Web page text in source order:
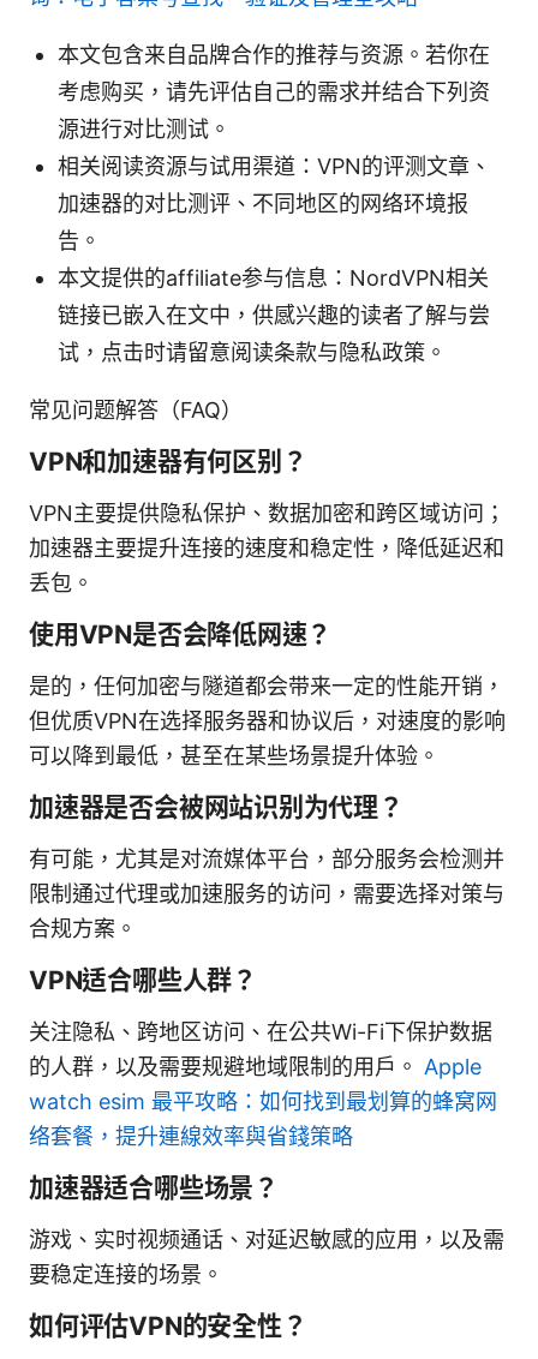
本文包含来自品牌合作的推荐与资源。若你在
考虑购买，请先评估自己的需求并结合下列资
源进行对比测试。
相关阅读资源与试用渠道：VPN的评测文章、
加速器的对比测评、不同地区的网络环境报
告。
本文提供的affiliate参与信息：NordVPN相关
链接已嵌入在文中，供感兴趣的读者了解与尝
试，点击时请留意阅读条款与隐私政策。
常见问题解答（FAQ）
VPN和加速器有何区别？
VPN主要提供隐私保护、数据加密和跨区域访问；
加速器主要提升连接的速度和稳定性，降低延迟和
丢包。
使用VPN是否会降低网速？
是的，任何加密与隧道都会带来一定的性能开销，
但优质VPN在选择服务器和协议后，对速度的影响
可以降到最低，甚至在某些场景提升体验。
加速器是否会被网站识别为代理？
有可能，尤其是对流媒体平台，部分服务会检测并
限制通过代理或加速服务的访问，需要选择对策与
合规方案。
VPN适合哪些人群？
关注隐私、跨地区访问、在公共Wi-Fi下保护数据
的人群，以及需要规避地域限制的用户。 Apple
watch esim 最平攻略：如何找到最划算的蜂窝网
络套餐，提升連線效率與省錢策略
加速器适合哪些场景？
游戏、实时视频通话、对延迟敏感的应用，以及需
要稳定连接的场景。
如何评估VPN的安全性？